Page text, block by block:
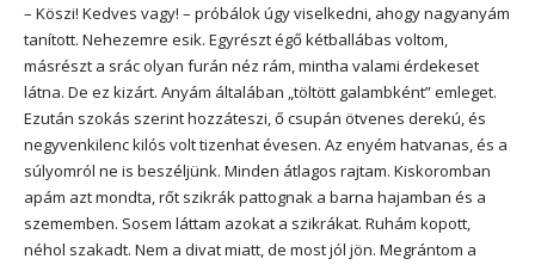
– Köszi! Kedves vagy! – próbálok úgy viselkedni, ahogy nagyanyám
tanított. Nehezemre esik. Egyrészt égő kétballábas voltom,
másrészt a srác olyan furán néz rám, mintha valami érdekeset
látna. De ez kizárt. Anyám általában „töltött galambként” emleget.
Ezután szokás szerint hozzáteszi, ő csupán ötvenes derekú, és
negyvenkilenc kilós volt tizenhat évesen. Az enyém hatvanas, és a
súlyomról ne is beszéljünk. Minden átlagos rajtam. Kiskoromban
apám azt mondta, rőt szikrák pattognak a barna hajamban és a
szememben. Sosem láttam azokat a szikrákat. Ruhám kopott,
néhol szakadt. Nem a divat miatt, de most jól jön. Megrántom a